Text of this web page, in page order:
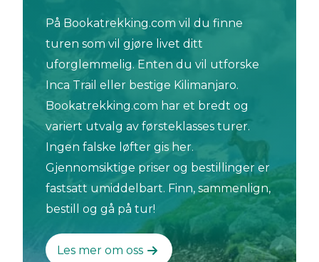
På Bookatrekking.com vil du finne
turen som vil gjøre livet ditt
uforglemmelig. Enten du vil utforske
Inca Trail eller bestige Kilimanjaro.
Bookatrekking.com har et bredt og
variert utvalg av førsteklasses turer.
Ingen falske løfter gis her.
Gjennomsiktige priser og bestillinger er
fastsatt umiddelbart. Finn, sammenlign,
bestill og gå på tur!
Les mer om oss